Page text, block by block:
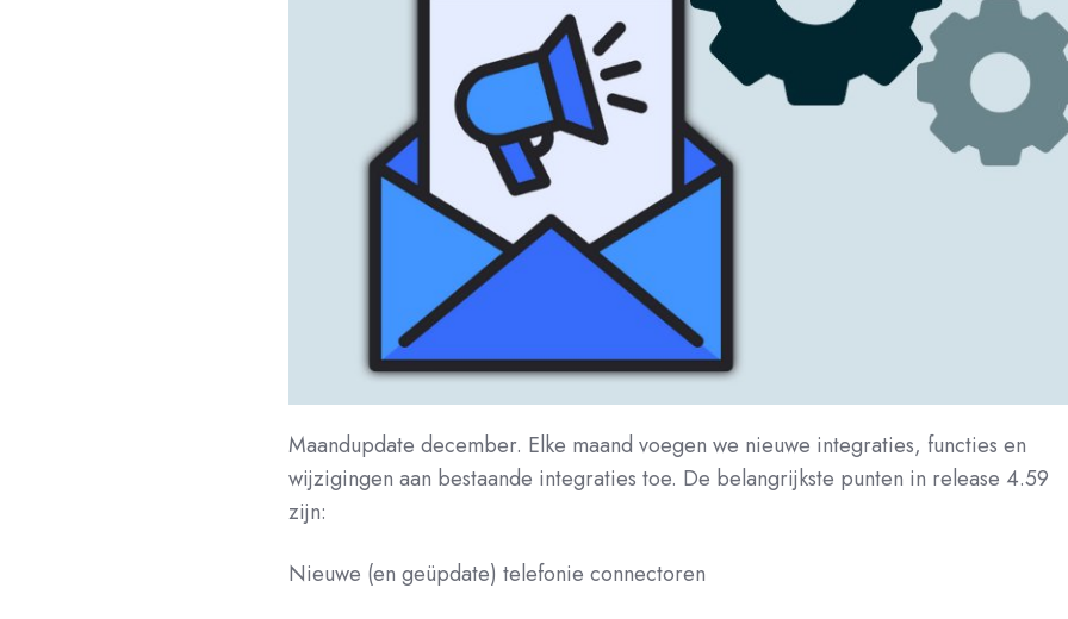
Maandupdate december. Elke maand voegen we nieuwe integraties, functies en
wijzigingen aan bestaande integraties toe. De belangrijkste punten in release 4.59
zijn:
Nieuwe (en geüpdate) telefonie connectoren